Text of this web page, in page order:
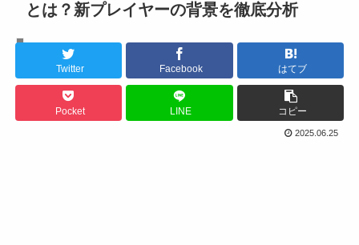
とは？新プレイヤーの背景を徹底分析
Twitter Facebook はてブ
Pocket LINE コピー
2025.06.25